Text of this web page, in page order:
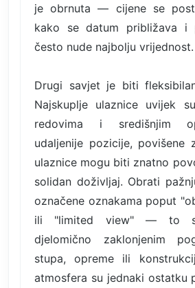
je obrnuta — cijene se
kako se datum približava i
često nude najbolju vrijednost.
Drugi savjet je biti
Najskuplje ulaznice uvijek
redovima i središnjim
udaljenije pozicije, povišene
ulaznice mogu biti znatno
solidan doživljaj. Obrati
označene oznakama poput
ili "limited view" — to
djelomično zaklonjenim
stupa, opreme ili
atmosfera su jednaki ostatku